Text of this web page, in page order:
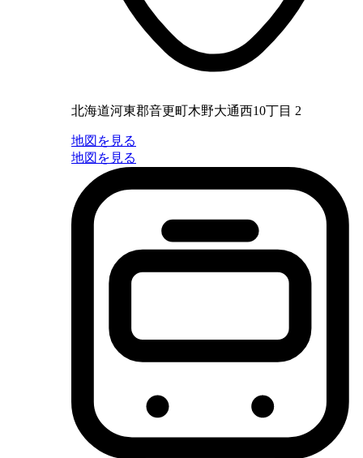
北海道河東郡音更町木野大通西10丁目 2
地図を見る
地図を見る